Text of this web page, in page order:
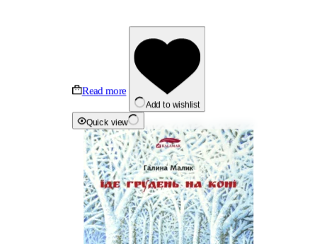
Read more
Add to wishlist
Quick view